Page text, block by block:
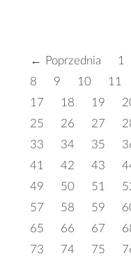
← Poprzednia 1
8
9 10 11
17
18 19
25
26 27
33
34 35
41
42 43
49
50 51
57
58 59
65
66 67
73
74 75